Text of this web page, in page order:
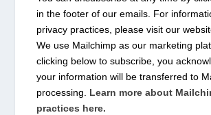
in the footer of our emails. For
privacy practices, please visit our
We use Mailchimp as our marketing
clicking below to subscribe, you
your information will be transferred to
processing. Learn more about
practices here.